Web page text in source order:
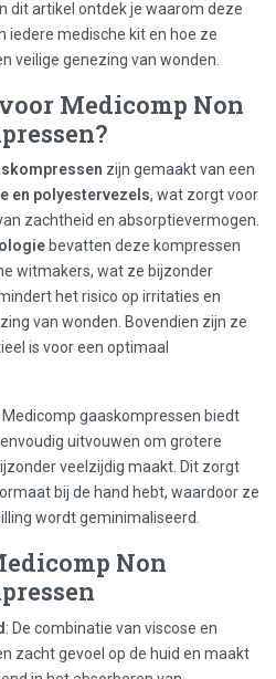
dit artikel ontdek je waarom deze
iedere medische kit en hoe ze
veilige genezing van wonden.
Medicomp Non
zijn gemaakt van een
en polyestervezels, wat zorgt voor
zachtheid en absorptievermogen.
bevatten deze kompressen
witmakers, wat ze bijzonder
het risico op irritaties en
van wonden. Bovendien zijn ze
is voor een optimaal
Medicomp gaaskompressen biedt
uitvouwen om grotere
veelzijdig maakt. Dit zorgt
bij de hand hebt, waardoor ze
wordt geminimaliseerd.
Non
: De combinatie van viscose en
zacht gevoel op de huid en maakt